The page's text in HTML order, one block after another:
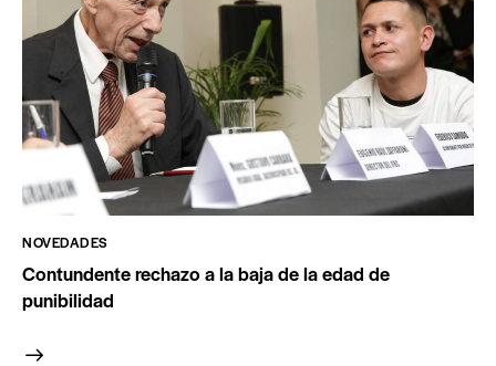
NOVEDADES
Contundente rechazo a la baja de la edad de
punibilidad